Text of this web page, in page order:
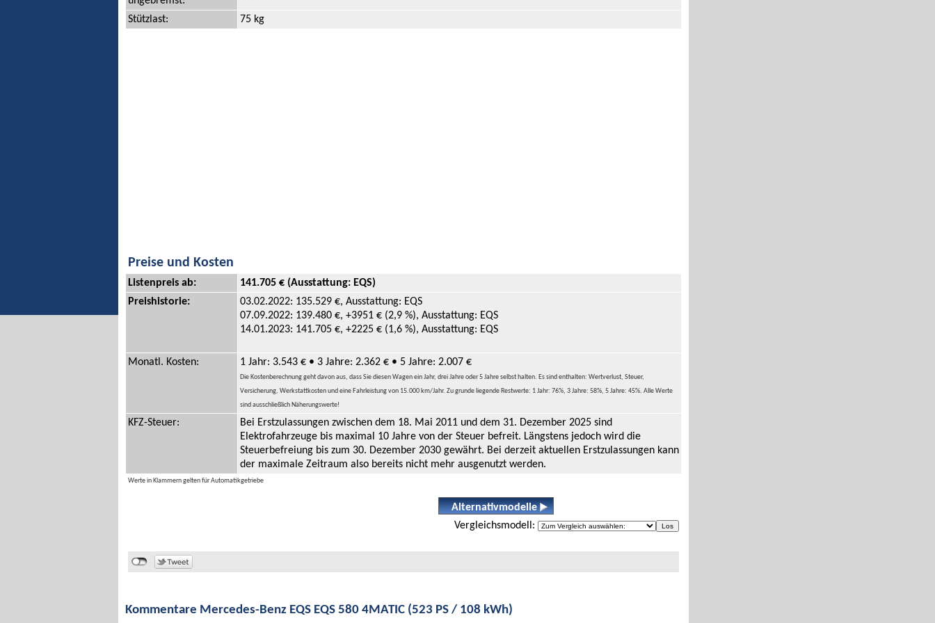
Stützlast: 75 kg
Preise und Kosten
Listenpreis ab:
141.705 € (Ausstattung: EQS)
Preishistorie:
03.02.2022: 135.529 €, Ausstattung: EQS
07.09.2022: 139.480 €, +3951 € (2,9 %), Ausstattung: EQS
14.01.2023: 141.705 €, +2225 € (1,6 %), Ausstattung: EQS
Monatl. Kosten: 1 Jahr: 3.543 € • 3 Jahre: 2.362 € • 5 Jahre: 2.007 €
Die Kostenberechnung geht davon aus, dass Sie diesen Wagen ein Jahr, drei Jahre oder 5 Jahre selbst halten. Es sind enthalten: Wertverlust, Steuer,
Versicherung, Werkstattkosten und eine Fahrleistung von 15.000 km/Jahr. Zu grunde liegende Restwerte: 1 Jahr: 76%, 3 Jahre: 58%, 5 Jahre: 45%. Alle Werte
sind ausschließlich Näherungswerte!
KFZ-Steuer:
Bei Erstzulassungen zwischen dem 18. Mai 2011 und dem 31. Dezember 2025 sind
Elektrofahrzeuge bis maximal 10 Jahre von der Steuer befreit. Längstens jedoch wird die
Steuerbefreiung bis zum 30. Dezember 2030 gewährt. Bei derzeit aktuellen Erstzulassungen kann
der maximale Zeitraum also bereits nicht mehr ausgenutzt werden.
Werte in Klammern gelten für Automatikgetriebe
Alternativmodelle
Vergleichsmodell:
Kommentare Mercedes-Benz EQS EQS 580 4MATIC (523 PS / 108 kWh)